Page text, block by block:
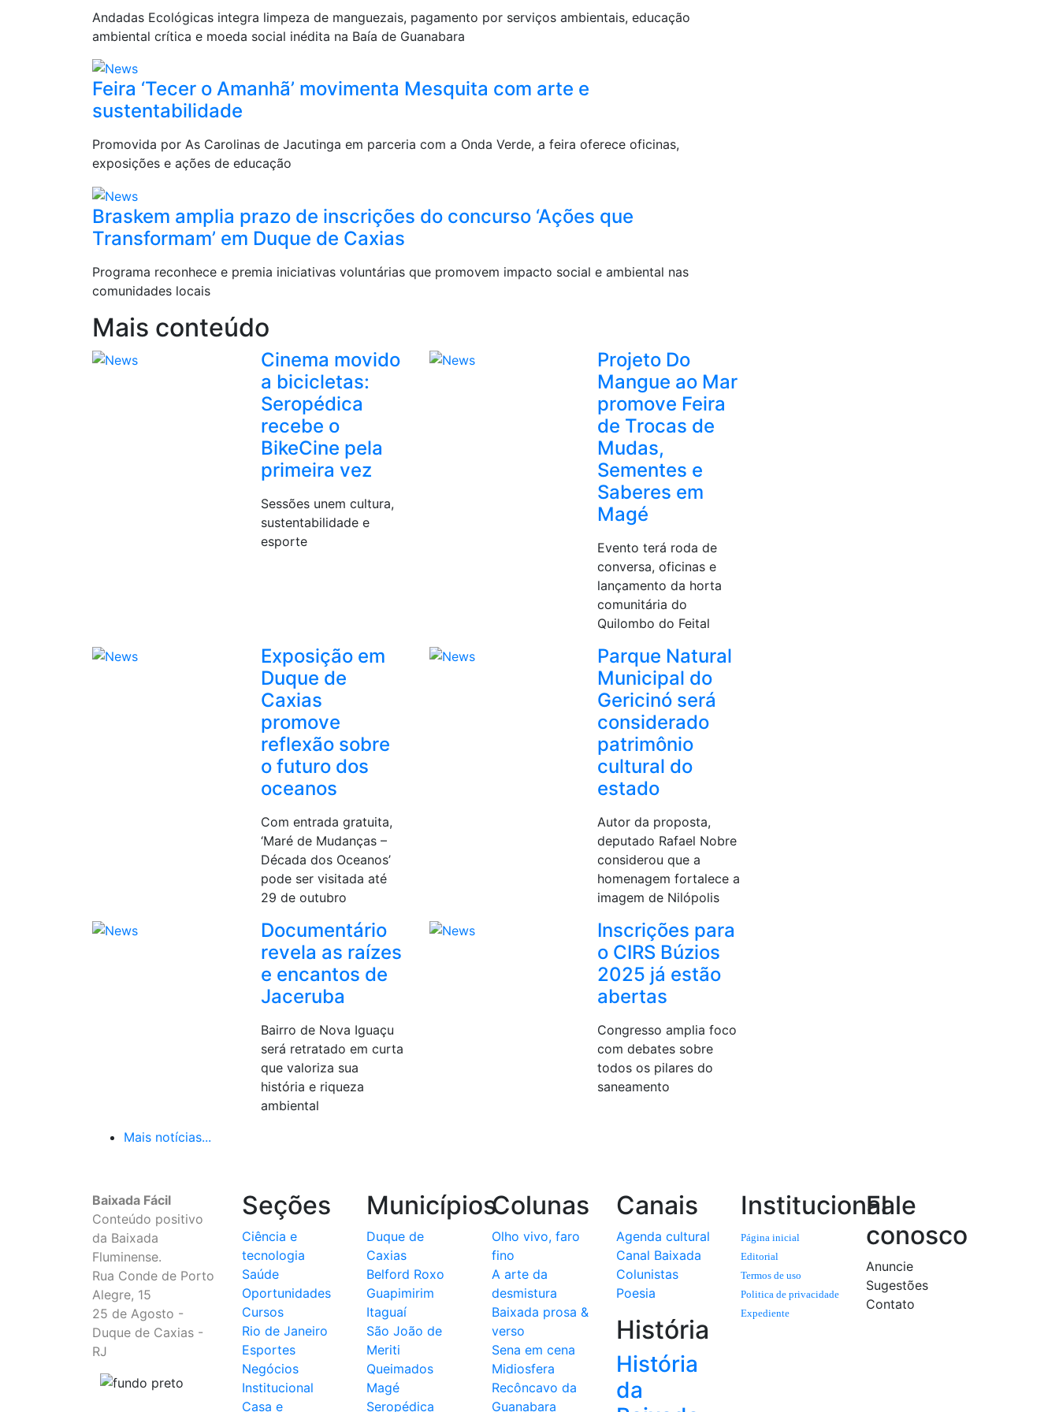
Andadas Ecológicas integra limpeza de manguezais, pagamento por serviços ambientais, educação
ambiental crítica e moeda social inédita na Baía de Guanabara
Feira ‘Tecer o Amanhã’ movimenta Mesquita com arte e
sustentabilidade
Promovida por As Carolinas de Jacutinga em parceria com a Onda Verde, a feira oferece oficinas,
exposições e ações de educação
Braskem amplia prazo de inscrições do concurso ‘Ações que
Transformam’ em Duque de Caxias
Programa reconhece e premia iniciativas voluntárias que promovem impacto social e ambiental nas
comunidades locais
Mais conteúdo
Cinema movido
a bicicletas:
Seropédica
recebe o
BikeCine pela
primeira vez
Sessões unem cultura,
sustentabilidade e
esporte
Projeto Do
Mangue ao Mar
promove Feira
de Trocas de
Mudas,
Sementes e
Saberes em
Magé
Evento terá roda de
conversa, oficinas e
lançamento da horta
comunitária do
Quilombo do Feital
Exposição em
Duque de
Caxias
promove
reflexão sobre
o futuro dos
oceanos
Com entrada gratuita,
‘Maré de Mudanças –
Década dos Oceanos’
pode ser visitada até
29 de outubro
Parque Natural
Municipal do
Gericinó será
considerado
patrimônio
cultural do
estado
Autor da proposta,
deputado Rafael Nobre
considerou que a
homenagem fortalece a
imagem de Nilópolis
Documentário
revela as raízes
e encantos de
Jaceruba
Bairro de Nova Iguaçu
será retratado em curta
que valoriza sua
história e riqueza
ambiental
Inscrições para
o CIRS Búzios
2025 já estão
abertas
Congresso amplia foco
com debates sobre
todos os pilares do
saneamento
Mais notícias...
Baixada Fácil
Conteúdo positivo
da Baixada
Fluminense.
Rua Conde de Porto
Alegre, 15
25 de Agosto -
Duque de Caxias -
RJ
Seções
Ciência e
tecnologia
Saúde
Oportunidades
Cursos
Rio de Janeiro
Esportes
Negócios
Institucional
Casa e
Municípios
Duque de
Caxias
Belford Roxo
Guapimirim
Itaguaí
São João de
Meriti
Queimados
Magé
Seropédica
Colunas
Olho vivo, faro
fino
A arte da
desmistura
Baixada prosa &
verso
Sena em cena
Midiosfera
Recôncavo da
Guanabara
Canais
Agenda cultural
Canal Baixada
Colunistas
Poesia
História
História
da
Institucional
Página inicial
Editorial
Termos de uso
Politica de privacidade
Expediente
Fale
conosco
Anuncie
Sugestões
Contato